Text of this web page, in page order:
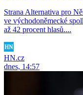
Strana Alternativa pro
ve východoněmecké
až 42 procent hlasů....
HN.cz
dnes, 14:57